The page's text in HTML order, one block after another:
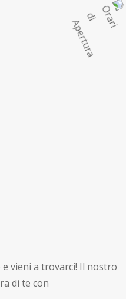
vieni a trovarci! Il nostro
di te con